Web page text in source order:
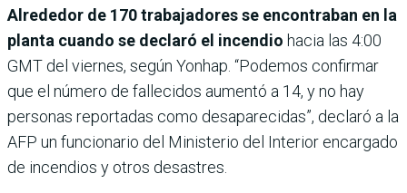
Alrededor de 170 trabajadores se encontraban en la
planta cuando se declaró el incendio hacia las 4:00
GMT del viernes, según Yonhap. “Podemos confirmar
que el número de fallecidos aumentó a 14, y no hay
personas reportadas como desaparecidas”, declaró a la
AFP un funcionario del Ministerio del Interior encargado
de incendios y otros desastres.